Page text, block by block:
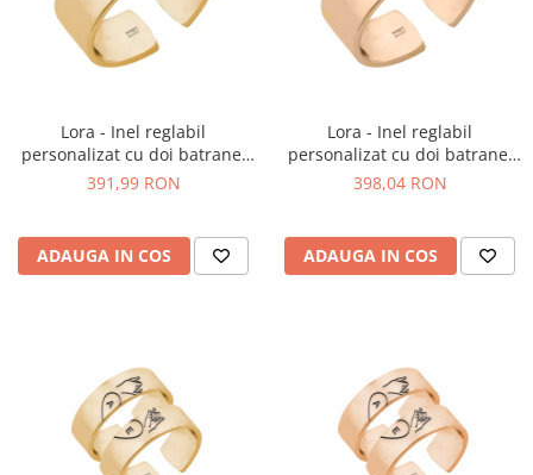
Lora - Inel reglabil
personalizat cu doi batranei
din argint 925 placat cu aur
391,99 RON
ADAUGA IN COS
Lora - Inel reglabil
personalizat cu doi batranei
din argint 925 placat cu aur
398,04 RON
ADAUGA IN COS